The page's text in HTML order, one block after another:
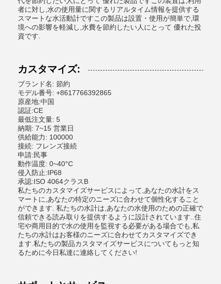
者に対し,水の使用量に関するリアルタイム情報を提供する
スマートな水活動計ですこの製品は設置・使用が簡単で,環
境への影響を軽減し,水費を節約したい人にとって 優れた投
資です.
カスタマイズ:
ブランド名: 節約
モデル番号: +8617766392865
原産地:中国
認証:CE
最低注文量: 5
納期: 7~15 営業日
供給能力: 100000
接続: フレンズ接続
申請:民事
動作温度: 0~40°C
侵入防止:IP68
承認:ISO 4064クラスB
私たちのカスタマイズサービスによって,あなたの水計をス
マートに,あなたの特定のニーズに合わせて個性化すること
ができます. 私たちの水計は,あなたの水使用のための正確で
信頼できる読み取りを提供するように設計されています..住
宅や商用目的で水の使用を監視する必要がある場合でも,私
たちの水計はお客様のニーズに合わせてカスタマイズでき
ます.私たちの製品カスタマイズサービスについてもっと知
るために今日私達に連絡してください!